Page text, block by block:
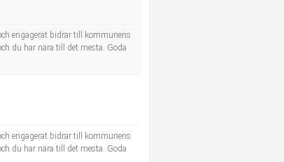
engagerat bidrar till kommunens
du har nära till det mesta. Goda
engagerat bidrar till kommunens
du har nära till det mesta. Goda